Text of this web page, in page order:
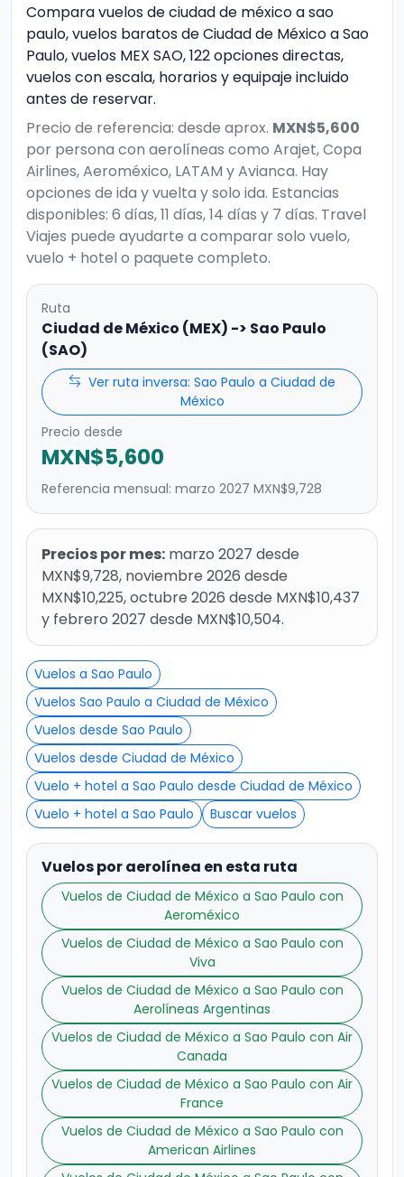
Compara vuelos de ciudad de méxico a sao
paulo, vuelos baratos de Ciudad de México a Sao
Paulo, vuelos MEX SAO, 122 opciones directas,
vuelos con escala, horarios y equipaje incluido
antes de reservar.
Precio de referencia: desde aprox. MXN$5,600
por persona con aerolíneas como Arajet, Copa
Airlines, Aeroméxico, LATAM y Avianca. Hay
opciones de ida y vuelta y solo ida. Estancias
disponibles: 6 días, 11 días, 14 días y 7 días. Travel
Viajes puede ayudarte a comparar solo vuelo,
vuelo + hotel o paquete completo.
Ruta
Ciudad de México (MEX) -> Sao Paulo
(SAO)
Ver ruta inversa: Sao Paulo a Ciudad de
México
Precio desde
MXN$5,600
Referencia mensual: marzo 2027 MXN$9,728
Precios por mes: marzo 2027 desde
MXN$9,728, noviembre 2026 desde
MXN$10,225, octubre 2026 desde MXN$10,437
y febrero 2027 desde MXN$10,504.
Vuelos a Sao Paulo
Vuelos Sao Paulo a Ciudad de México
Vuelos desde Sao Paulo
Vuelos desde Ciudad de México
Vuelo + hotel a Sao Paulo desde Ciudad de México
Vuelo + hotel a Sao Paulo
Buscar vuelos
Vuelos por aerolínea en esta ruta
Vuelos de Ciudad de México a Sao Paulo con
Aeroméxico
Vuelos de Ciudad de México a Sao Paulo con
Viva
Vuelos de Ciudad de México a Sao Paulo con
Aerolíneas Argentinas
Vuelos de Ciudad de México a Sao Paulo con Air
Canada
Vuelos de Ciudad de México a Sao Paulo con Air
France
Vuelos de Ciudad de México a Sao Paulo con
American Airlines